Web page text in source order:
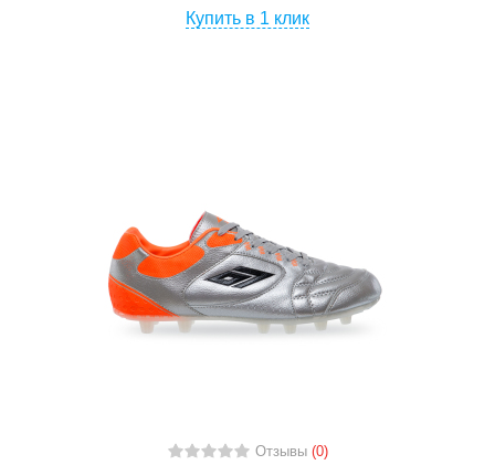
Купить в 1 клик
Отзывы (0)